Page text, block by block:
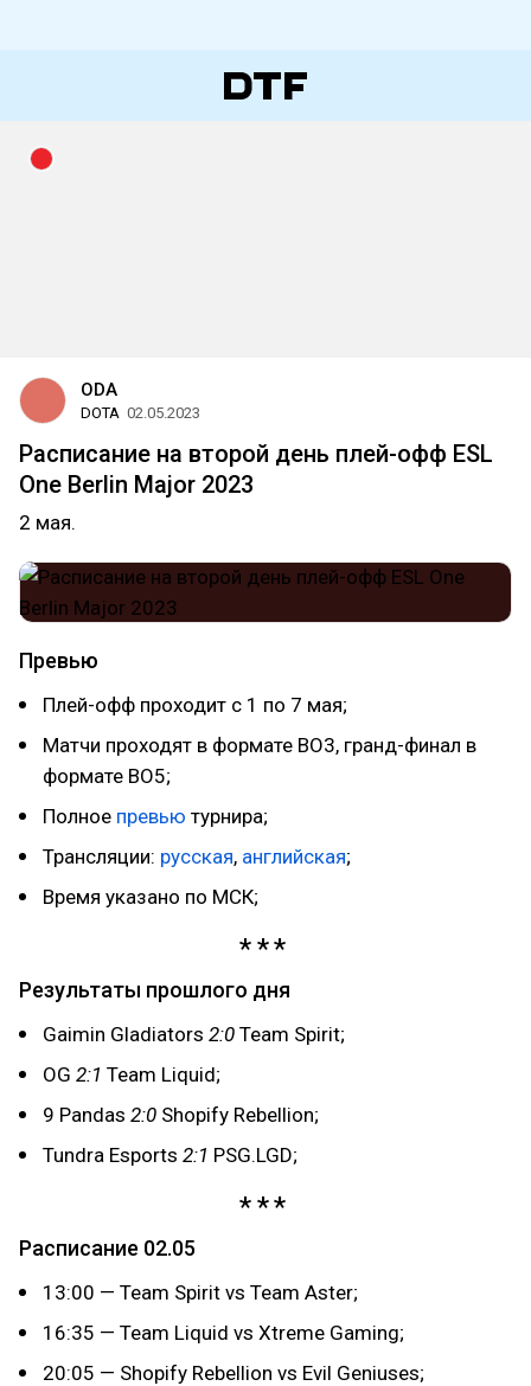
ODA
DOTA 02.05.2023
Расписание на второй день плей-офф ESL
One Berlin Major 2023
2 мая.
Превью
Плей-офф проходит с 1 по 7 мая;
Матчи проходят в формате BO3, гранд-финал в
формате BO5;
Полное превью турнира;
Трансляции: русская, английская;
Время указано по МСК;
Результаты прошлого дня
Gaimin Gladiators 2:0 Team Spirit;
OG 2:1 Team Liquid;
9 Pandas 2:0 Shopify Rebellion;
Tundra Esports 2:1 PSG.LGD;
Расписание 02.05
13:00 — Team Spirit vs Team Aster;
16:35 — Team Liquid vs Xtreme Gaming;
20:05 — Shopify Rebellion vs Evil Geniuses;